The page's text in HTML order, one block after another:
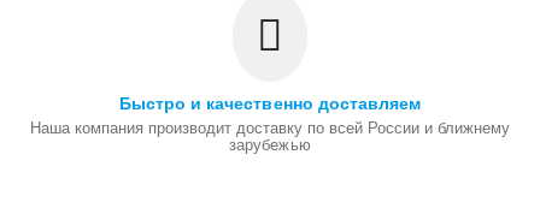
Быстро и качественно доставляем
Наша компания производит доставку по всей России и ближнему
зарубежью